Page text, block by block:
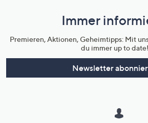
Immer
Premieren, Aktionen, Geheimtipps: Mit
du immer up to date!
Newsletter